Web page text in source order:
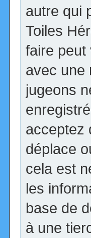
autre qui
Toiles
faire peut
avec une
jugeons
acceptez
déplace
cela est
les
base de
à une